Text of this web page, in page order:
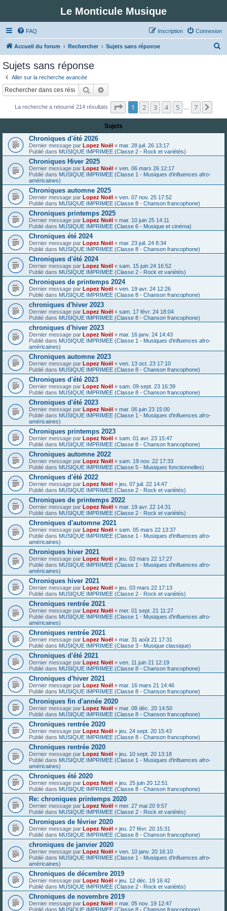
Le Monticule Musique
FAQ Connexion
Inscription
Accueil du forum Rechercher Sujets sans réponse
c
r
Sujets sans réponse
Aller sur la recherche avancée
Rechercher
La recherche a retourné 214 résultats Page sur7
1 2 3 4 5 7
Sujets
Chroniques d'été 2026
Dernier message par Lopez Noël « mar. 28 juil. 26 13:17
Publié dans MUSIQUE IMPRIMEE (Classe 2 - Rock et variétés)
Chroniques Hiver 2025
Dernier message par Lopez Noël « ven. 06 mars 26 12:17
Publié dans MUSIQUE IMPRIMEE (Classe 1 - Musiques d'influences afro-
américaines)
Chroniques automne 2025
Dernier message par Lopez Noël « ven. 07 nov. 25 17:52
Publié dans MUSIQUE IMPRIMEE (Classe 8 - Chanson francophone)
Chroniques printemps 2025
Dernier message par Lopez Noël « mar. 10 juin 25 14:11
Publié dans MUSIQUE IMPRIMEE (Classe 6 - Musique et cinéma)
Chroniques été 2024
Dernier message par Lopez Noël « mar. 23 juil. 24 8:34
Publié dans MUSIQUE IMPRIMEE (Classe 8 - Chanson francophone)
Chroniques d'été 2024
Dernier message par Lopez Noël « sam. 15 juin 24 16:52
Publié dans MUSIQUE IMPRIMEE (Classe 2 - Rock et variétés)
Chroniques de printemps 2024
Dernier message par Lopez Noël « ven. 19 avr. 24 12:26
Publié dans MUSIQUE IMPRIMEE (Classe 8 - Chanson francophone)
chroniques d'hiver 2023
Dernier message par Lopez Noël « sam. 17 févr. 24 18:04
Publié dans MUSIQUE IMPRIMEE (Classe 8 - Chanson francophone)
chroniques d'hiver 2023
Dernier message par Lopez Noël « mar. 16 janv. 24 14:43
Publié dans MUSIQUE IMPRIMEE (Classe 1 - Musiques d'influences afro-
américaines)
Chroniques automne 2023
Dernier message par Lopez Noël « ven. 13 oct. 23 17:10
Publié dans MUSIQUE IMPRIMEE (Classe 8 - Chanson francophone)
Chroniques d'été 2023
Dernier message par Lopez Noël « sam. 09 sept. 23 16:39
Publié dans MUSIQUE IMPRIMEE (Classe 8 - Chanson francophone)
Chroniques d'été 2023
Dernier message par Lopez Noël « mar. 06 juin 23 15:00
Publié dans MUSIQUE IMPRIMEE (Classe 1 - Musiques d'influences afro-
américaines)
Chroniques printemps 2023
Dernier message par Lopez Noël « sam. 01 avr. 23 15:47
Publié dans MUSIQUE IMPRIMEE (Classe 8 - Chanson francophone)
Chroniques automne 2022
Dernier message par Lopez Noël « sam. 19 nov. 22 17:33
Publié dans MUSIQUE IMPRIMEE (Classe 5 - Musiques fonctionnelles)
Chroniques d'été 2022
Dernier message par Lopez Noël « jeu. 07 juil. 22 14:47
Publié dans MUSIQUE IMPRIMEE (Classe 2 - Rock et variétés)
Chroniques de printemps 2022
Dernier message par Lopez Noël « mar. 19 avr. 22 14:31
Publié dans MUSIQUE IMPRIMEE (Classe 2 - Rock et variétés)
Chroniques d'automne 2021
Dernier message par Lopez Noël « sam. 05 mars 22 13:37
Publié dans MUSIQUE IMPRIMEE (Classe 1 - Musiques d'influences afro-
américaines)
Chroniques hiver 2021
Dernier message par Lopez Noël « jeu. 03 mars 22 17:27
Publié dans MUSIQUE IMPRIMEE (Classe 1 - Musiques d'influences afro-
américaines)
Chroniques hiver 2021
Dernier message par Lopez Noël « jeu. 03 mars 22 17:13
Publié dans MUSIQUE IMPRIMEE (Classe 2 - Rock et variétés)
Chroniques rentrée 2021
Dernier message par Lopez Noël « mer. 01 sept. 21 11:27
Publié dans MUSIQUE IMPRIMEE (Classe 1 - Musiques d'influences afro-
américaines)
Chroniques rentrée 2021
Dernier message par Lopez Noël « mar. 31 août 21 17:31
Publié dans MUSIQUE IMPRIMEE (Classe 3 - Musique classique)
Chroniques d'été 2021
Dernier message par Lopez Noël « ven. 11 juin 21 12:19
Publié dans MUSIQUE IMPRIMEE (Classe 8 - Chanson francophone)
Chroniques d'hiver 2021
Dernier message par Lopez Noël « mar. 16 mars 21 14:46
Publié dans MUSIQUE IMPRIMEE (Classe 8 - Chanson francophone)
Chroniques fin d'année 2020
Dernier message par Lopez Noël « mar. 08 déc. 20 14:50
Publié dans MUSIQUE IMPRIMEE (Classe 8 - Chanson francophone)
Chroniques rentrée 2020
Dernier message par Lopez Noël « jeu. 24 sept. 20 15:43
Publié dans MUSIQUE IMPRIMEE (Classe 8 - Chanson francophone)
Chroniques rentrée 2020
Dernier message par Lopez Noël « jeu. 10 sept. 20 13:18
Publié dans MUSIQUE IMPRIMEE (Classe 1 - Musiques d'influences afro-
américaines)
Chroniques été 2020
Dernier message par Lopez Noël « jeu. 25 juin 20 12:51
Publié dans MUSIQUE IMPRIMEE (Classe 8 - Chanson francophone)
Re: chroniques printemps 2020
Dernier message par Lopez Noël « mer. 27 mai 20 9:57
Publié dans MUSIQUE IMPRIMEE (Classe 2 - Rock et variétés)
Chroniques de février 2020
Dernier message par Lopez Noël « jeu. 27 févr. 20 15:31
Publié dans MUSIQUE IMPRIMEE (Classe 8 - Chanson francophone)
chroniques de janvier 2020
Dernier message par Lopez Noël « ven. 10 janv. 20 16:10
Publié dans MUSIQUE IMPRIMEE (Classe 1 - Musiques d'influences afro-
américaines)
Chroniques de décembre 2019
Dernier message par Lopez Noël « jeu. 12 déc. 19 16:42
Publié dans MUSIQUE IMPRIMEE (Classe 2 - Rock et variétés)
Chroniques de novembre 2019
Dernier message par Lopez Noël « mar. 05 nov. 19 12:47
Publié dans MUSIQUE IMPRIMEE (Classe 8 - Chanson francophone)